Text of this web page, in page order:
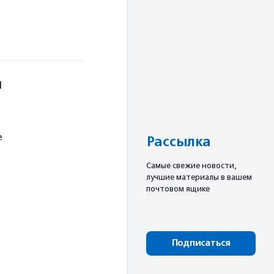
Рассылка
Cамые свежие новости,
лучшие материалы в вашем
почтовом ящике
Подписаться